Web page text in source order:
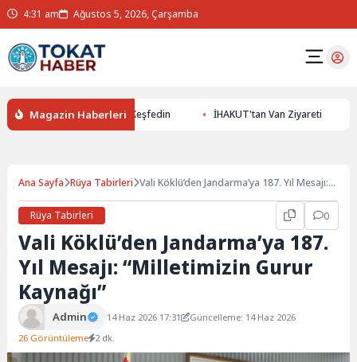
4:31 am Ağustos 5, 2026, Çarşamba
Magazin Haberleri
Yer Altının Gizemlerini Keşfedin İHAKUT'tan Van Ziyareti
Ana Sayfa Rüya Tabirleri Vali Köklü’den Jandarma’ya 187. Yıl Mesajı:
Rüya Tabirleri
0
Vali Köklü’den Jandarma’ya 187.
Yıl Mesajı: “Milletimizin Gurur
Kaynağı”
Admin 14 Haz 2026 17:31
Güncelleme: 14 Haz 2026
26 Görüntüleme 2 dk.